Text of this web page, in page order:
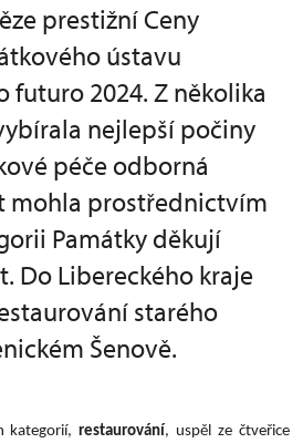
prestižní Ceny
ústavu
futuro 2024. Z několika
nejlepší počiny
péče odborná
mohla prostřednictvím
Památky děkují
Do Libereckého kraje
starého
Šenově.
kategorií,restaurování, uspěl ze čtveřice